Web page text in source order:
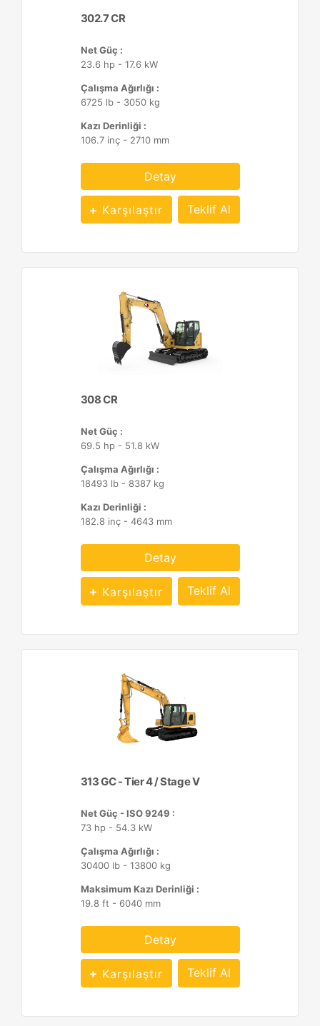
302.7 CR
Net Güç :
23.6 hp - 17.6 kW
Çalışma Ağırlığı :
6725 lb - 3050 kg
Kazı Derinliği :
106.7 inç - 2710 mm
Detay
Karşılaştır Teklif Al
308 CR
Net Güç :
69.5 hp - 51.8 kW
Çalışma Ağırlığı :
18493 lb - 8387 kg
Kazı Derinliği :
182.8 inç - 4643 mm
Detay
Karşılaştır Teklif Al
313 GC - Tier 4 / Stage V
Net Güç - ISO 9249 :
73 hp - 54.3 kW
Çalışma Ağırlığı :
30400 lb - 13800 kg
Maksimum Kazı Derinliği :
19.8 ft - 6040 mm
Detay
Karşılaştır Teklif Al